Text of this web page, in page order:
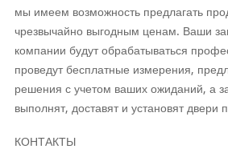
мы имеем возможность предлагать
чрезвычайно выгодным ценам. Ваши
компании будут обрабатываться
проведут бесплатные измерения,
решения с учетом ваших ожиданий, а
выполнят, доставят и установят двери
КОНТАКТЫ